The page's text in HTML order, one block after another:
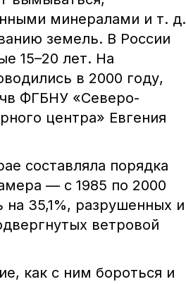
минералами и т. д.
земель. В России
15–20 лет. На
в 2000 году,
ФГБНУ «Северо-
центра» Евгения
составляла порядка
— с 1985 по 2000
35,1%, разрушенных и
ветровой
как с ним бороться и